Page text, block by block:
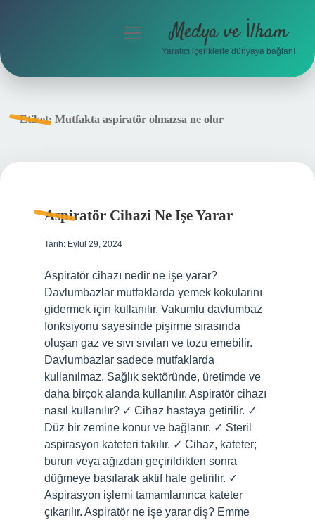
menüyü
Medya ve İlham
Yaratıcı içeriklerle dünyaya bağlan!
Etiket: Mutfakta aspiratör olmazsa ne olur
Aspiratör Cihazi Ne Işe Yarar
Tarih: Eylül 29, 2024
Aspiratör cihazı nedir ne işe yarar?
Davlumbazlar mutfaklarda yemek kokularını
gidermek için kullanılır. Vakumlu davlumbaz
fonksiyonu sayesinde pişirme sırasında
oluşan gaz ve sıvı sıvıları ve tozu emebilir.
Davlumbazlar sadece mutfaklarda
kullanılmaz. Sağlık sektöründe, üretimde ve
daha birçok alanda kullanılır. Aspiratör cihazı
nasıl kullanılır? ✓ Cihaz hastaya getirilir. ✓
Düz bir zemine konur ve bağlanır. ✓ Steril
aspirasyon kateteri takılır. ✓ Cihaz, kateter;
burun veya ağızdan geçirildikten sonra
düğmeye basılarak aktif hale getirilir. ✓
Aspirasyon işlemi tamamlanınca kateter
çıkarılır. Aspiratör ne işe yarar diş? Emme